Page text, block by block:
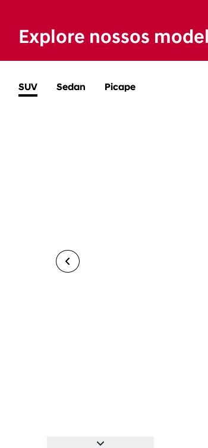
Explore nossos
SUV Sedan Picape